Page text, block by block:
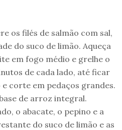
os filés de salmão com sal,
do suco de limão. Aqueça
em fogo médio e grelhe o
de cada lado, até ficar
corte em pedaços grandes.
de arroz integral.
o abacate, o pepino e a
do suco de limão e as